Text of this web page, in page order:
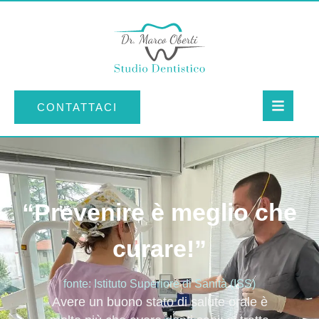
CONTATTACI
“Prevenire è meglio che
curare!”
fonte: Istituto Superiore di Sanità (ISS)
Avere un buono stato di salute orale è